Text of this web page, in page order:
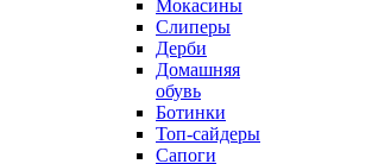
Мокасины
Слиперы
Дерби
Домашняя
обувь
Ботинки
Топ-сайдеры
Сапоги